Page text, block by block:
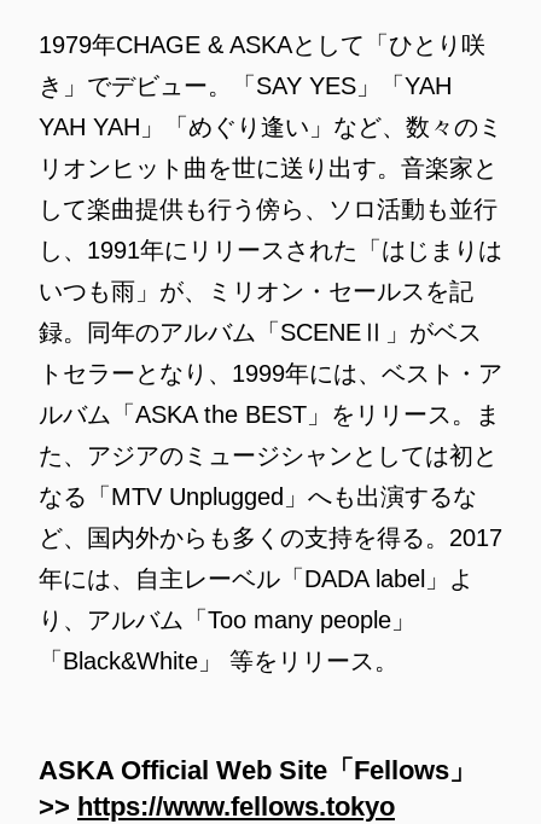
1979年CHAGE & ASKAとして「ひとり咲
き」でデビュー。「SAY YES」「YAH
YAH YAH」「めぐり逢い」など、数々のミ
リオンヒット曲を世に送り出す。音楽家と
して楽曲提供も行う傍ら、ソロ活動も並行
し、1991年にリリースされた「はじまりは
いつも雨」が、ミリオン・セールスを記
録。同年のアルバム「SCENEⅡ」がベス
トセラーとなり、1999年には、ベスト・ア
ルバム「ASKA the BEST」をリリース。ま
た、アジアのミュージシャンとしては初と
なる「MTV Unplugged」へも出演するな
ど、国内外からも多くの支持を得る。2017
年には、自主レーベル「DADA label」よ
り、アルバム「Too many people」
「Black&White」 等をリリース。
ASKA Official Web Site「Fellows」
>> https://www.fellows.tokyo